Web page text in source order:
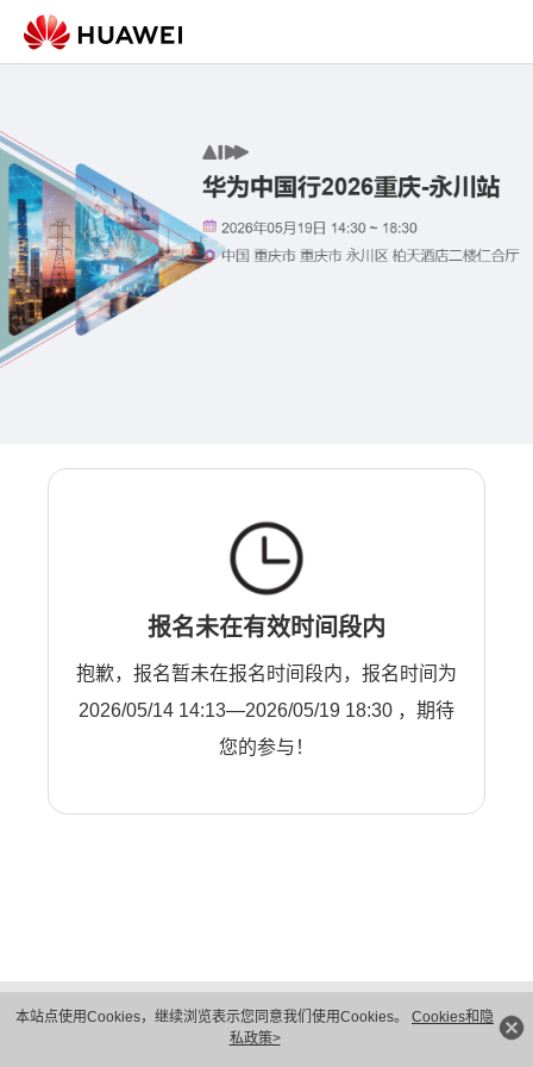
本站点使用Cookies，继续浏览表示您同意我们使用Cookies。 Cookies和隐
私政策>
报名未在有效时间段内
抱歉，报名暂未在报名时间段内，报名时间为
2026/05/14 14:13—2026/05/19 18:30 ，期待
您的参与！
隐私保护
法律声明